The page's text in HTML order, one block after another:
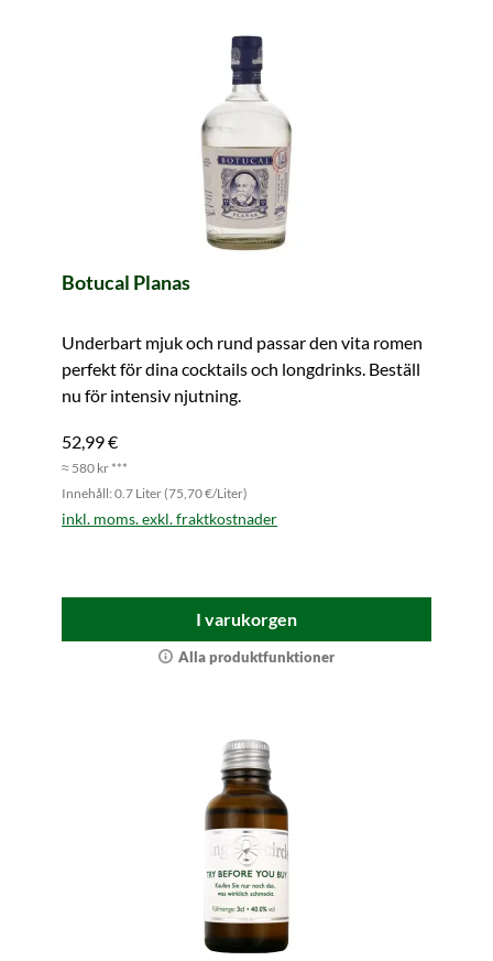
Botucal Planas
Underbart mjuk och rund passar den vita romen
perfekt för dina cocktails och longdrinks. Beställ
nu för intensiv njutning.
52,99 €
≈ 580 kr ***
Innehåll: 0.7 Liter (75,70 €/Liter)
inkl. moms. exkl. fraktkostnader
I varukorgen
Alla produktfunktioner